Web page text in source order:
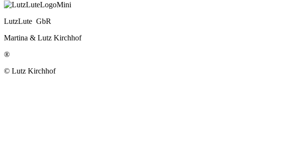
LutzLute GbR
Martina & Lutz Kirchhof
®
© Lutz Kirchhof